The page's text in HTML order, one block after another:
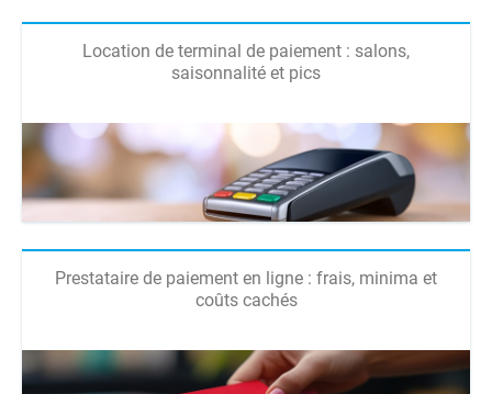
Location de terminal de paiement : salons,
saisonnalité et pics
Prestataire de paiement en ligne : frais, minima et
coûts cachés